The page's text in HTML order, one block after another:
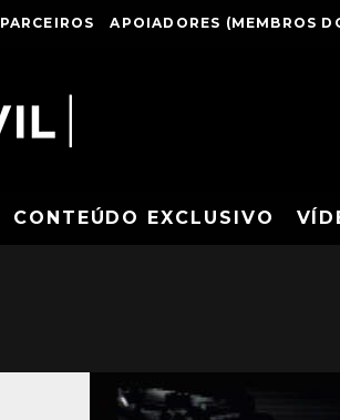
PARCEIROS APOIADORES (MEMBROS
CONTEÚDO EXCLUSIVO